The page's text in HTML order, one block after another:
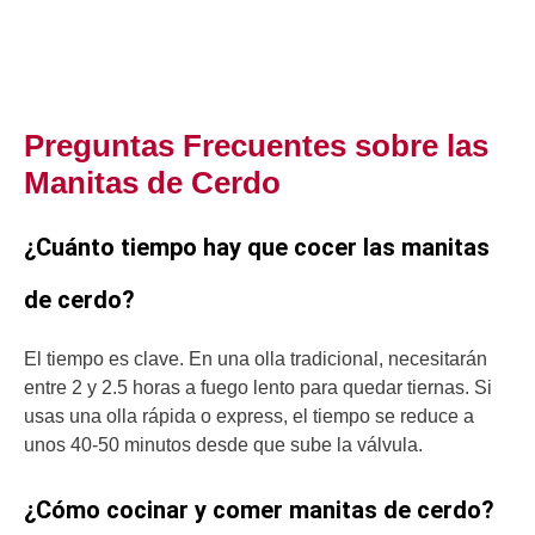
Preguntas Frecuentes sobre las
Manitas de Cerdo
¿Cuánto tiempo hay que cocer las manitas
de cerdo?
El tiempo es clave. En una olla tradicional, necesitarán
entre 2 y 2.5 horas a fuego lento para quedar tiernas. Si
usas una olla rápida o express, el tiempo se reduce a
unos 40-50 minutos desde que sube la válvula.
¿Cómo cocinar y comer manitas de cerdo?